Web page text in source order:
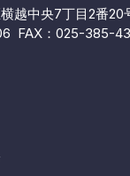
越中央7丁目2番20
FAX：025-385-